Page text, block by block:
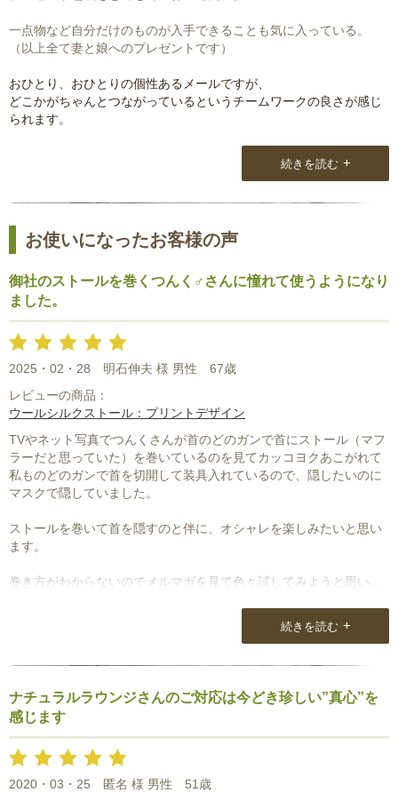
一点物など自分だけのものが入手できることも気に入っている。
（以上全て妻と娘へのプレゼントです）
おひとり、おひとりの個性あるメールですが、
どこかがちゃんとつながっているというチームワークの良さが感じ
られます。
続きを読む +
お使いになったお客様の声
御社のストールを巻くつんく♂さんに憧れて使うようになり
ました。
2025・02・28 明石伸夫 様 男性
67歳
レビューの商品：
ウールシルクストール：プリントデザイン
TVやネット写真でつんくさんが首のどのガンで首にストール（マフ
ラーだと思っていた）を巻いているのを見てカッコヨクあこがれて
私ものどのガンで首を切開して装具入れているので、隠したいのに
マスクで隠していました。
ストールを巻いて首を隠すのと伴に、オシャレを楽しみたいと思い
ます。
巻き方がわからないのでメルマガを見て色々試してみようと思いま
又お知らせして下さい！
続きを読む +
ナチュラルラウンジさんのご対応は今どき珍しい”真心”を
感じます
2020・03・25 匿名 様 男性
51歳